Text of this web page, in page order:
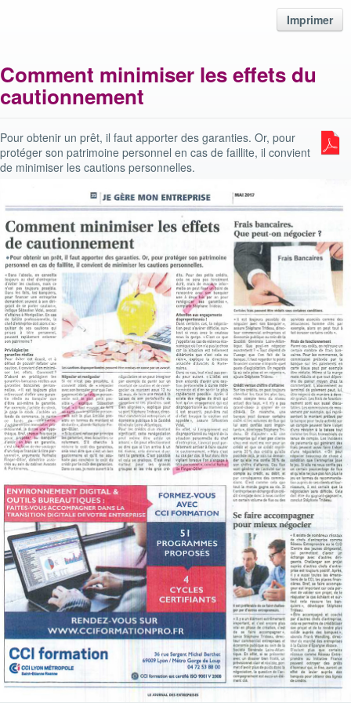
Imprimer
Comment minimiser les effets du
cautionnement
Pour obtenir un prêt, il faut apporter des garanties. Or, pour
protéger son patrimoine personnel en cas de faillite, il convient
de minimiser les cautions personnelles.